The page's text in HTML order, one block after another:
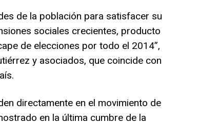
de la población para satisfacer su
sociales crecientes, producto
de elecciones por todo el 2014”,
y asociados, que coincide con
directamente en el movimiento de
en la última cumbre de la